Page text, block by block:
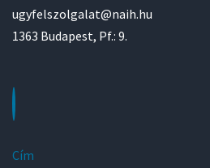
ugyfelszolgalat@naih.hu
1363 Budapest, Pf.: 9.
Cím